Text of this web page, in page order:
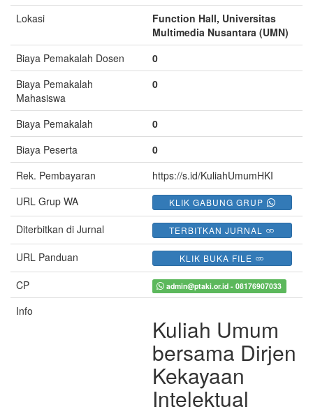
Lokasi
Function Hall, Universitas
Multimedia Nusantara (UMN)
Biaya Pemakalah Dosen
0
Biaya Pemakalah
Mahasiswa
0
Biaya Pemakalah
0
Biaya Peserta
0
Rek. Pembayaran
https://s.id/KuliahUmumHKI
URL Grup WA
KLIK GABUNG GRUP
Diterbitkan di Jurnal TERBITKAN JURNAL
URL Panduan KLIK BUKA FILE
CP admin@ptaki.or.id - 08176907033
Info
Kuliah Umum
bersama Dirjen
Kekayaan
Intelektual